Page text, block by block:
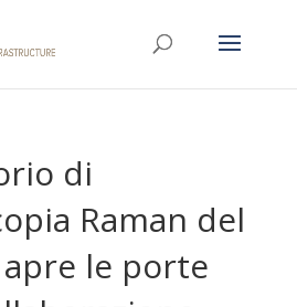
di
Raman del
apre le porte